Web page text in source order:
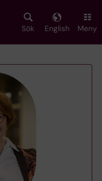
Sök English Meny